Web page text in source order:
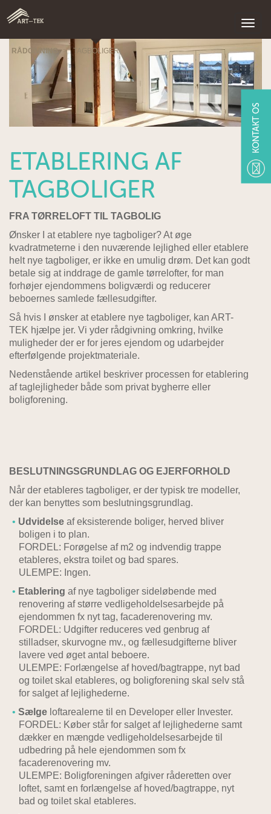
RÅDGIVNING > TAGBOLIGER
ETABLERING AF
TAGBOLIGER
FRA TØRRELOFT TIL TAGBOLIG
Ønsker I at etablere nye tagboliger? At øge
kvadratmeterne i den nuværende lejlighed eller etablere
helt nye tagboliger, er ikke en umulig drøm. Det kan godt
betale sig at inddrage de gamle tørrelofter, for man
forhøjer ejendommens boligværdi og reducerer
beboernes samlede fællesudgifter.
Så hvis I ønsker at etablere nye tagboliger, kan ART-
TEK hjælpe jer. Vi yder rådgivning omkring, hvilke
muligheder der er for jeres ejendom og udarbejder
efterfølgende projektmateriale.
Nedenstående artikel beskriver processen for etablering
af taglejligheder både som privat bygherre eller
boligforening.
BESLUTNINGSGRUNDLAG OG EJERFORHOLD
Når der etableres tagboliger, er der typisk tre modeller,
der kan benyttes som beslutningsgrundlag.
Udvidelseaf eksisterende boliger, herved bliver
boligen i to plan.
FORDEL: Forøgelse af m2 og indvendig trappe
etableres, ekstra toilet og bad spares.
ULEMPE: Ingen.
Etablering af nye tagboliger sideløbende med
renovering af større vedligeholdelsesarbejde på
ejendommen fx nyt tag, facaderenovering mv.
FORDEL: Udgifter reduceres ved genbrug af
stilladser, skurvogne mv., og fællesudgifterne bliver
lavere ved øget antal beboere.
ULEMPE: Forlængelse af hoved/bagtrappe, nyt bad
og toilet skal etableres, og boligforening skal selv stå
for salget af lejlighederne.
Sælgeloftarealerne til en Developer eller Invester.
FORDEL: Køber står for salget af lejlighederne samt
dækker en mængde vedligeholdelsesarbejde til
udbedring på hele ejendommen som fx
facaderenovering mv.
ULEMPE: Boligforeningen afgiver råderetten over
loftet, samt en forlængelse af hoved/bagtrappe, nyt
bad og toilet skal etableres.
KONTAKT OS